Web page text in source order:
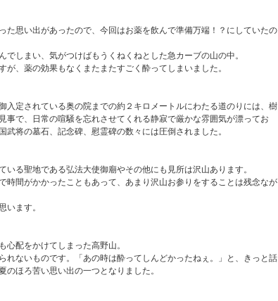
た思い出があったので、今回はお薬を飲んで準備万端！？にしていたの
でしまい、気がつけばもうくねくねとした急カーブの山の中。
が、薬の効果もなくまたまたすごく酔ってしまいました。
入定されている奥の院までの約２キロメートルにわたる道のりには、樹
事で、日常の喧騒を忘れさせてくれる静寂で厳かな雰囲気が漂ってお
武将の墓石、記念碑、慰霊碑の数々には圧倒されました。
いる聖地である弘法大使御廟やその他にも見所は沢山あります。
時間がかかったこともあって、あまり沢山お参りをすることは残念なが
います。
心配をかけてしまった高野山。
れないものです。「あの時は酔ってしんどかったねぇ。」と、きっと話
ほろ苦い思い出の一つとなりました。